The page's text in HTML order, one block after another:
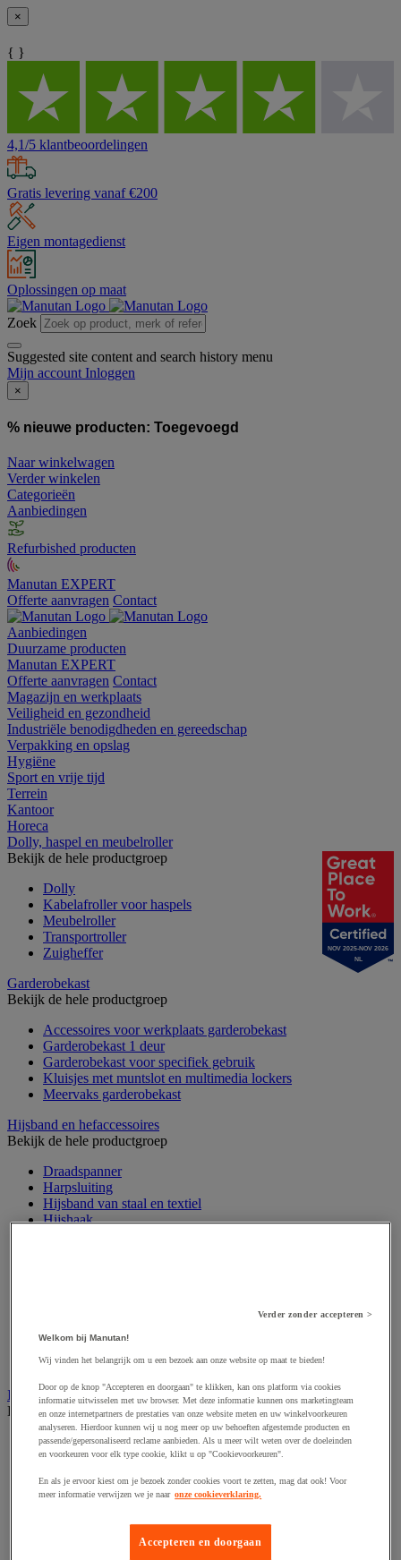
×
{ }
4,1/5 klantbeoordelingen
Gratis levering vanaf €200
Eigen montagedienst
Oplossingen op maat
Zoek
Suggested site content and search history menu
Mijn account Inloggen
×
% nieuwe producten: Toegevoegd
Naar winkelwagen
Verder winkelen
Categorieën
Aanbiedingen
Refurbished producten
Manutan EXPERT
Offerte aanvragen Contact
Aanbiedingen
Duurzame producten
Manutan EXPERT
Offerte aanvragen Contact
Magazijn en werkplaats
Veiligheid en gezondheid
Industriële benodigdheden en gereedschap
Verpakking en opslag
Hygiëne
Sport en vrije tijd
Terrein
Kantoor
Horeca
Dolly, haspel en meubelroller
Bekijk de hele productgroep
Dolly
Kabelafroller voor haspels
Meubelroller
Transportroller
Zuigheffer
Garderobekast
Bekijk de hele productgroep
Accessoires voor werkplaats garderobekast
Garderobekast 1 deur
Garderobekast voor specifiek gebruik
Kluisjes met muntslot en multimedia lockers
Meervaks garderobekast
Hijsband en hefaccessoires
Bekijk de hele productgroep
Draadspanner
Harpsluiting
Hijsband van staal en textiel
Hijshaak
Spanband
Touw en draad
Industriële en magazijnstellingen
Bekijk de hele productgroep
Doorschuifstelling en doorrolstelling
Draagarmstelling voor lange lasten
Lichte stelling
Rek voor haspels en spoelen
NOV 2025-NOV 2026
NL
Verder zonder accepteren >
Welkom bij Manutan!
Wij vinden het belangrijk om u een bezoek aan onze website op maat te bieden!
Door op de knop "Accepteren en doorgaan" te klikken, kan ons platform via cookies
informatie uitwisselen met uw browser. Met deze informatie kunnen ons marketingteam
en onze internetpartners de prestaties van onze website meten en uw winkelvoorkeuren
analyseren. Hierdoor kunnen wij u nog meer op uw behoeften afgestemde producten en
passende/gepersonaliseerd reclame aanbieden. Als u meer wilt weten over de doeleinden
en voorkeuren voor elk type cookie, klikt u op "Cookievoorkeuren".
En als je ervoor kiest om je bezoek zonder cookies voort te zetten, mag dat ook! Voor
meer informatie verwijzen we je naar onze cookieverklaring.
Accepteren en doorgaan